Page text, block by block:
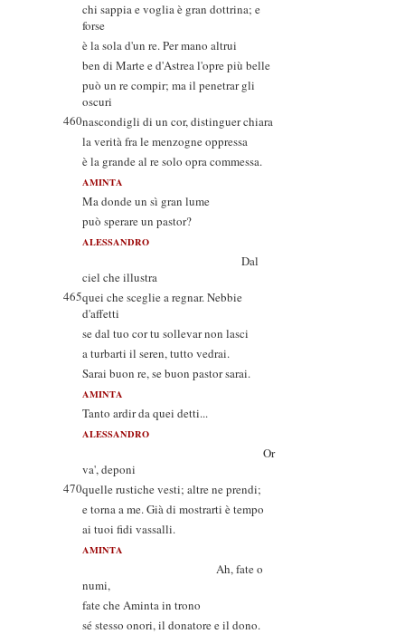
chi sappia e voglia è gran dottrina; e
forse
è la sola d'un re. Per mano altrui
ben di Marte e d'Astrea l'opre più belle
può un re compir; ma il penetrar gli
oscuri
460nascondigli di un cor, distinguer chiara
la verità fra le menzogne oppressa
è la grande al re solo opra commessa.
AMINTA
Ma donde un sì gran lume
può sperare un pastor?
ALESSANDRO
Dal
ciel che illustra
465quei che sceglie a regnar. Nebbie
d'affetti
se dal tuo cor tu sollevar non lasci
a turbarti il seren, tutto vedrai.
Sarai buon re, se buon pastor sarai.
AMINTA
Tanto ardir da quei detti...
ALESSANDRO
Or
va', deponi
470quelle rustiche vesti; altre ne prendi;
e torna a me. Già di mostrarti è tempo
ai tuoi fidi vassalli.
AMINTA
Ah, fate o
numi,
fate che Aminta in trono
sé stesso onori, il donatore e il dono.